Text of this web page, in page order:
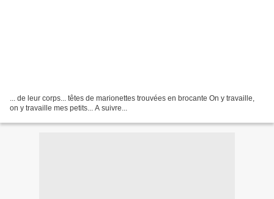
... de leur corps... têtes de marionettes trouvées en brocante On y travaille,
on y travaille mes petits... A suivre...